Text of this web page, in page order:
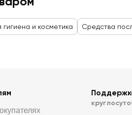
гигиена и косметика Средства